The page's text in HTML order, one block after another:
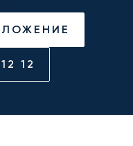
12